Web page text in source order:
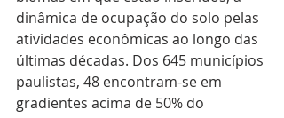
dinâmica de ocupação do solo pelas
atividades econômicas ao longo das
últimas décadas. Dos 645 municípios
paulistas, 48 encontram-se em
gradientes acima de 50% do